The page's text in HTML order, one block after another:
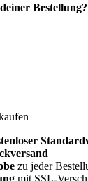
zu jeder
mit SSL-